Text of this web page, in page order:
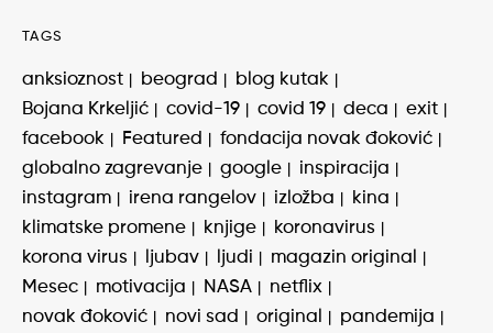
TAGS
anksioznost beograd
blog kutak
Bojana Krkeljić
covid-19 covid 19 deca
exit
facebook
Featured
fondacija novak đoković
globalno zagrevanje
google
inspiracija
instagram
irena rangelov izložba
kina
klimatske promene
knjige
koronavirus
korona virus
ljubav ljudi
magazin original
Mesec
motivacija NASA
netflix
novak đoković
novi sad original
pandemija